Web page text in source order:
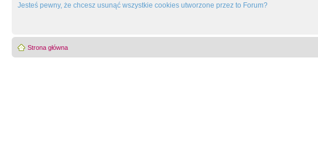
Jesteś pewny, że chcesz usunąć wszystkie cookies utworzone przez to Forum?
Strona główna